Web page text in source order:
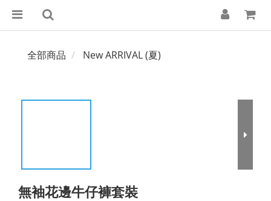
全部商品 New ARRIVAL (夏)
無袖花邊牛仔褲套裝